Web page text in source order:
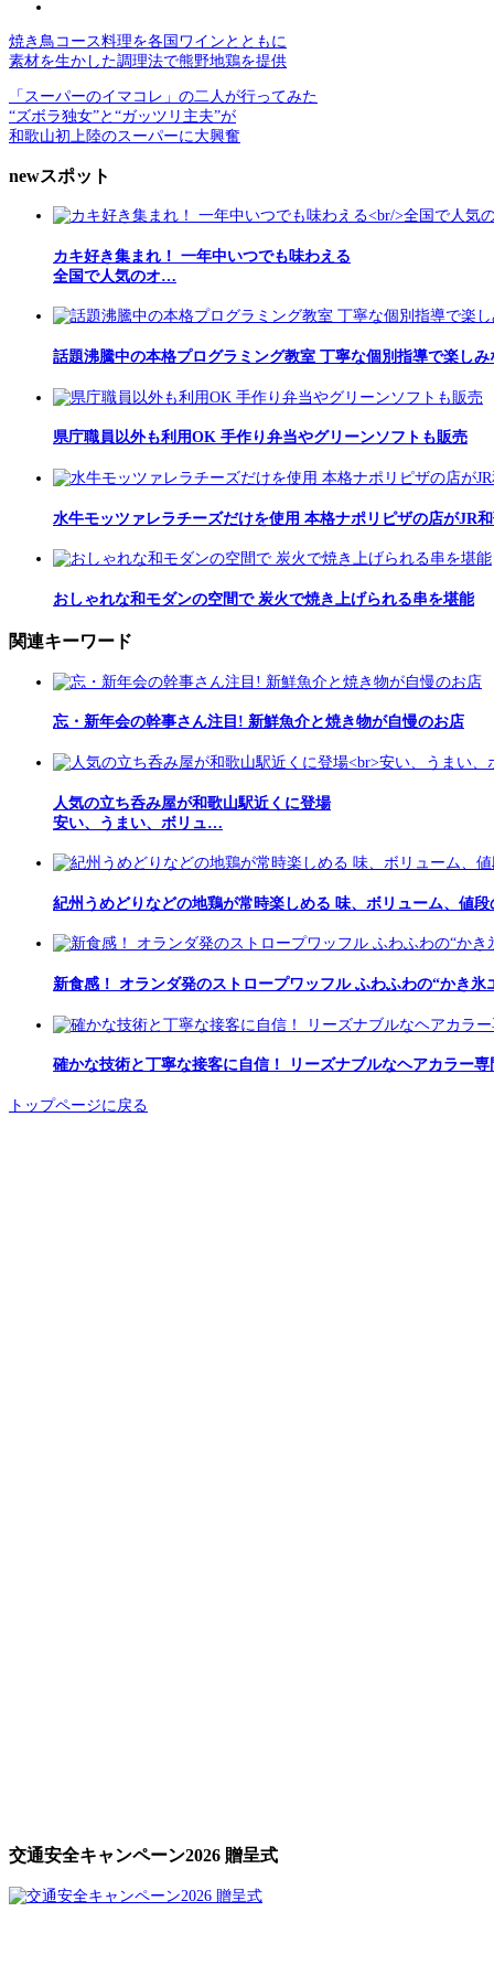
焼き鳥コース料理を各国ワインとともに
素材を生かした調理法で熊野地鶏を提供
「スーパーのイマコレ」の二人が行ってみた
“ズボラ独女”と“ガッツリ主夫”が
和歌山初上陸のスーパーに大興奮
newスポット
カキ好き集まれ！ 一年中いつでも味わえる
全国で人気のオ…
話題沸騰中の本格プログラミング教室 丁寧な個別指導で楽し
県庁職員以外も利用OK 手作り弁当やグリーンソフトも販売
水牛モッツァレラチーズだけを使用 本格ナポリピザの店がJR
おしゃれな和モダンの空間で 炭火で焼き上げられる串を堪能
関連キーワード
忘・新年会の幹事さん注目! 新鮮魚介と焼き物が自慢のお店
人気の立ち呑み屋が和歌山駅近くに登場
安い、うまい、ボリュ…
紀州うめどりなどの地鶏が常時楽しめる 味、ボリューム、値
新食感！ オランダ発のストロープワッフル ふわふわの“かき
確かな技術と丁寧な接客に自信！ リーズナブルなヘアカラー
トップページに戻る
交通安全キャンペーン2026 贈呈式